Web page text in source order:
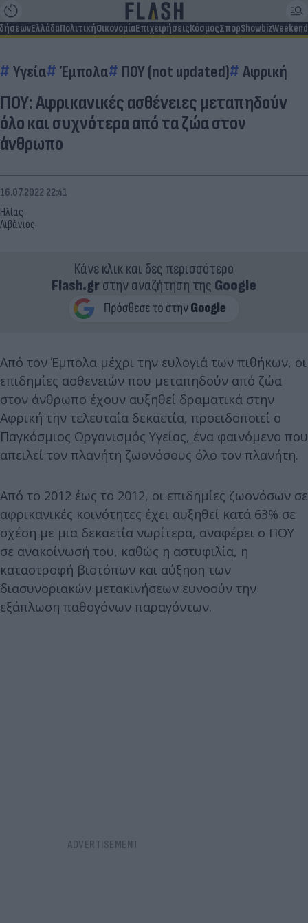
ΕλλάδαΠολιτικήΟικονομίαΕπιχειρήσειςΚόσμοςΣπορShowbizWeekend
Υγεία Έμπολα ΠΟΥ (not updated) Αφρική
ΠΟΥ: Αφρικανικές ασθένειες μεταπηδούν
όλο και συχνότερα από τα ζώα στον
άνθρωπο
Ηλίας
Λιβάνιος
16.07.2022 22:41
Κάνε κλικ και δες περισσότερο
Flash.grστην αναζήτηση της Google
Από τον Έμπολα μέχρι την ευλογιά των πιθήκων, οι
επιδημίες ασθενειών που μεταπηδούν από ζώα
στον άνθρωπο έχουν αυξηθεί δραματικά στην
Αφρική την τελευταία δεκαετία, προειδοποιεί ο
Παγκόσμιος Οργανισμός Υγείας, ένα φαινόμενο που
απειλεί τον πλανήτη ζωονόσους όλο τον πλανήτη.
Από το 2012 έως το 2012, οι επιδημίες ζωονόσων σε
αφρικανικές κοινότητες έχει αυξηθεί κατά 63% σε
σχέση με μια δεκαετία νωρίτερα, αναφέρει ο ΠΟΥ
σε ανακοίνωσή του, καθώς η αστυφιλία, η
καταστροφή βιοτόπων και αύξηση των
διασυνοριακών μετακινήσεων ευνοούν την
εξάπλωση παθογόνων παραγόντων.